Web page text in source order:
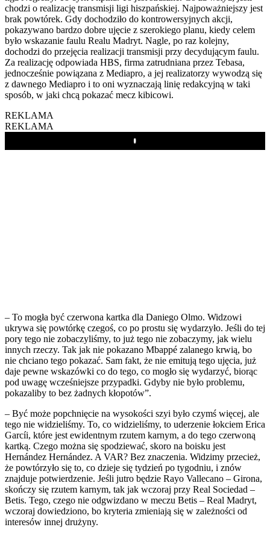
chodzi o realizację transmisji ligi hiszpańskiej. Najpoważniejszy jest
brak powtórek. Gdy dochodziło do kontrowersyjnych akcji,
pokazywano bardzo dobre ujęcie z szerokiego planu, kiedy celem
było wskazanie faulu Realu Madryt. Nagle, po raz kolejny,
dochodzi do przejęcia realizacji transmisji przy decydującym faulu.
Za realizację odpowiada HBS, firma zatrudniana przez Tebasa,
jednocześnie powiązana z Mediapro, a jej realizatorzy wywodzą się
z dawnego Mediapro i to oni wyznaczają linię redakcyjną w taki
sposób, w jaki chcą pokazać mecz kibicowi.
REKLAMA
REKLAMA
Play
– To mogła być czerwona kartka dla Daniego Olmo. Widzowi
ukrywa się powtórkę czegoś, co po prostu się wydarzyło. Jeśli do tej
pory tego nie zobaczyliśmy, to już tego nie zobaczymy, jak wielu
innych rzeczy. Tak jak nie pokazano Mbappé zalanego krwią, bo
nie chciano tego pokazać. Sam fakt, że nie emitują tego ujęcia, już
daje pewne wskazówki co do tego, co mogło się wydarzyć, biorąc
pod uwagę wcześniejsze przypadki. Gdyby nie było problemu,
pokazaliby to bez żadnych kłopotów”.
– Być może popchnięcie na wysokości szyi było czymś więcej, ale
tego nie widzieliśmy. To, co widzieliśmy, to uderzenie łokciem Erica
Garcíi, które jest ewidentnym rzutem karnym, a do tego czerwoną
kartką. Czego można się spodziewać, skoro na boisku jest
Hernández Hernández. A VAR? Bez znaczenia. Widzimy przecież,
że powtórzyło się to, co dzieje się tydzień po tygodniu, i znów
znajduje potwierdzenie. Jeśli jutro będzie Rayo Vallecano – Girona,
skończy się rzutem karnym, tak jak wczoraj przy Real Sociedad –
Betis. Tego, czego nie odgwizdano w meczu Betis – Real Madryt,
wczoraj dowiedziono, bo kryteria zmieniają się w zależności od
interesów innej drużyny.